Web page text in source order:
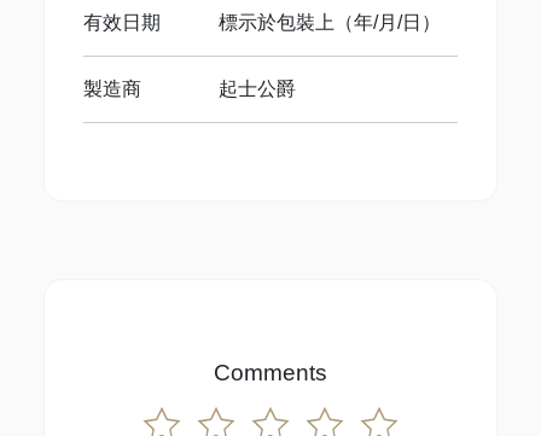
有效日期 標示於包裝上（年/月/日）
製造商 起士公爵
Comments